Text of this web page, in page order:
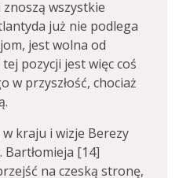
wszystkie
już nie podlega
jest wolna od
tej pozycji jest więc coś
w przyszłość, chociaż
w kraju i wizje Berezy
[14]
na czeską stronę,